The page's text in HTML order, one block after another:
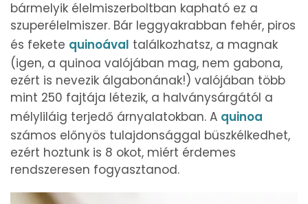
bármelyik élelmiszerboltban kapható ez a
szuperélelmiszer. Bár leggyakrabban fehér, piros
és fekete quinoával találkozhatsz, a magnak
(igen, a quinoa valójában mag, nem gabona,
ezért is nevezik álgabonának!) valójában több
mint 250 fajtája létezik, a halványsárgától a
mélyliláig terjedő árnyalatokban. A quinoa
számos előnyös tulajdonsággal büszkélkedhet,
ezért hoztunk is 8 okot, miért érdemes
rendszeresen fogyasztanod.